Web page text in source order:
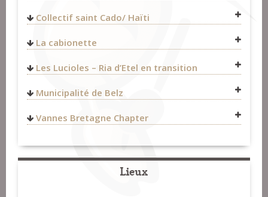
Fest-Noz et Fest-Deiz> Organisateurs
Bagad & cercles celtiques
Collectif saint Cado/ Haïti
Fest-Noz et Fest-Deiz> Organisateurs
La cabionette
contact@lacabionnette.fr
Fest-Noz et Fest-Deiz> Organisateurs
Les Lucioles – Ria d’Etel en transition
Fest-Noz et Fest-Deiz
Municipalité de Belz
Fest-Noz et Fest-Deiz> Organisateurs
Vannes Bretagne Chapter
Lieux